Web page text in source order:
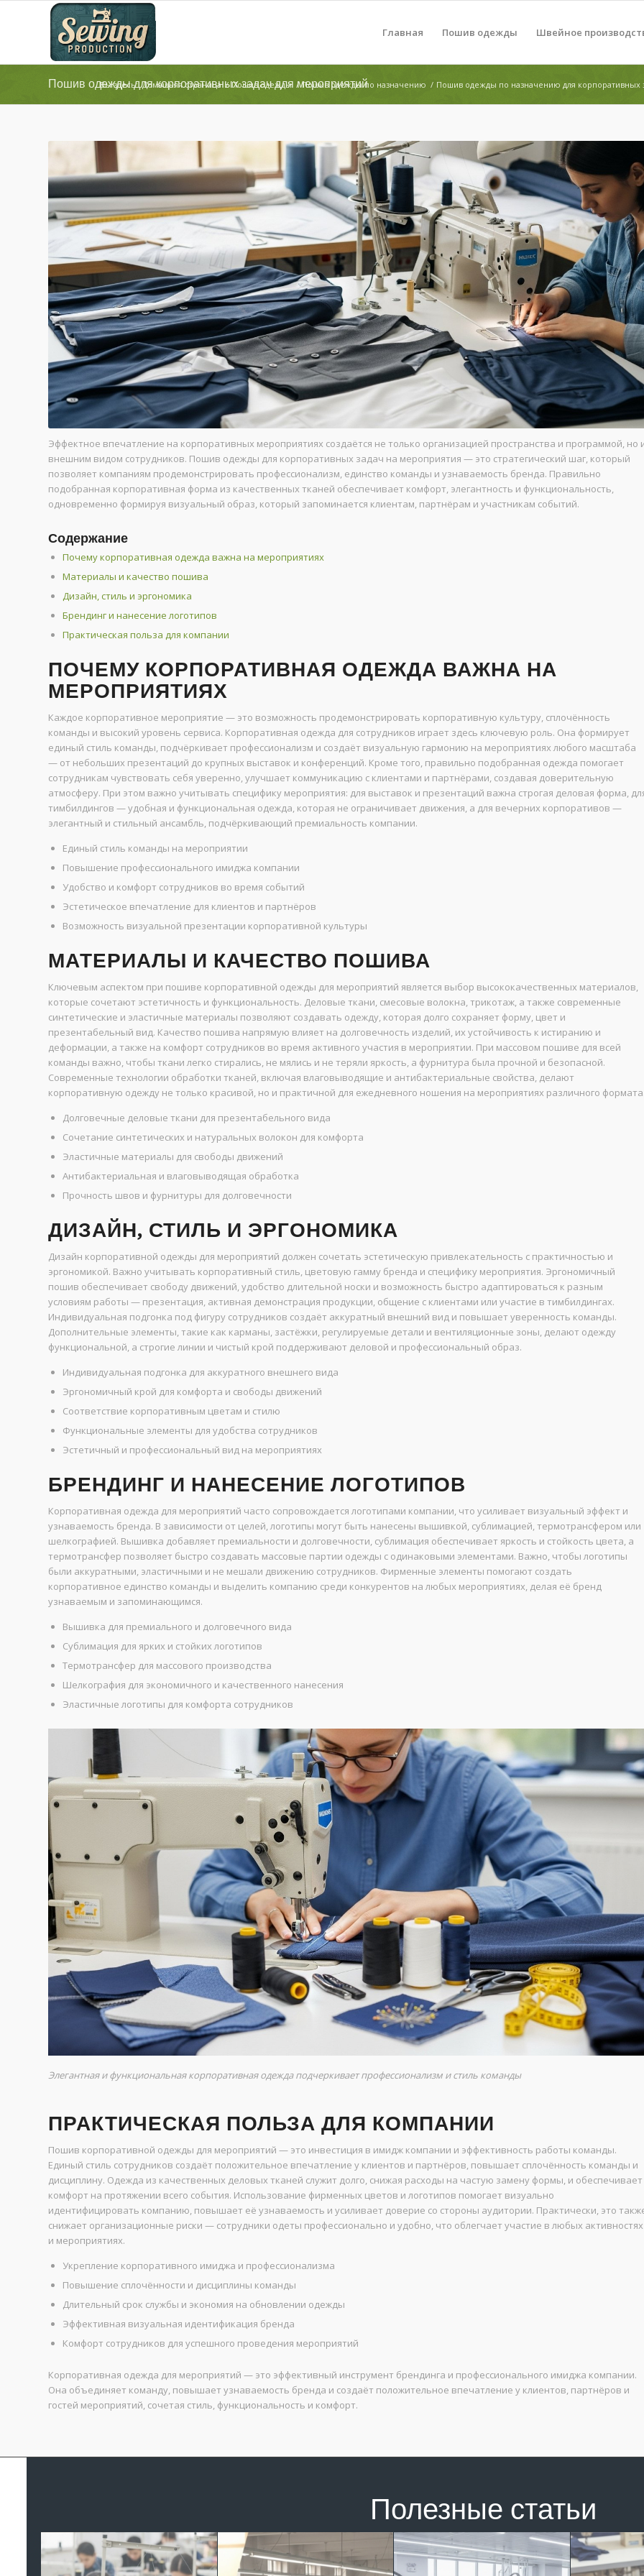
Главная Пошив одежды Швейное
Пошив одежды для корпоративных задач для мероприятий
Вы здесь: Домашняя страница / Пошив одежды / Пошив одежды по назначению / Пошив одежды по назначению для корпоративных
Эффектное впечатление на корпоративных мероприятиях создаётся не только организацией пространства и программой, но
внешним видом сотрудников. Пошив одежды для корпоративных задач на мероприятия — это стратегический шаг, который
позволяет компаниям продемонстрировать профессионализм, единство команды и узнаваемость бренда. Правильно
подобранная корпоративная форма из качественных тканей обеспечивает комфорт, элегантность и функциональность,
одновременно формируя визуальный образ, который запоминается клиентам, партнёрам и участникам событий.
Содержание
Почему корпоративная одежда важна на мероприятиях
Материалы и качество пошива
Дизайн, стиль и эргономика
Брендинг и нанесение логотипов
Практическая польза для компании
ПОЧЕМУ КОРПОРАТИВНАЯ ОДЕЖДА ВАЖНА НА
МЕРОПРИЯТИЯХ
Каждое корпоративное мероприятие — это возможность продемонстрировать корпоративную культуру, сплочённость
команды и высокий уровень сервиса. Корпоративная одежда для сотрудников играет здесь ключевую роль. Она формирует
единый стиль команды, подчёркивает профессионализм и создаёт визуальную гармонию на мероприятиях любого масштаба
— от небольших презентаций до крупных выставок и конференций. Кроме того, правильно подобранная одежда помогает
сотрудникам чувствовать себя уверенно, улучшает коммуникацию с клиентами и партнёрами, создавая доверительную
атмосферу. При этом важно учитывать специфику мероприятия: для выставок и презентаций важна строгая деловая форма,
тимбилдингов — удобная и функциональная одежда, которая не ограничивает движения, а для вечерних корпоративов —
элегантный и стильный ансамбль, подчёркивающий премиальность компании.
Единый стиль команды на мероприятии
Повышение профессионального имиджа компании
Удобство и комфорт сотрудников во время событий
Эстетическое впечатление для клиентов и партнёров
Возможность визуальной презентации корпоративной культуры
МАТЕРИАЛЫ И КАЧЕСТВО ПОШИВА
Ключевым аспектом при пошиве корпоративной одежды для мероприятий является выбор высококачественных материалов,
которые сочетают эстетичность и функциональность. Деловые ткани, смесовые волокна, трикотаж, а также современные
синтетические и эластичные материалы позволяют создавать одежду, которая долго сохраняет форму, цвет и
презентабельный вид. Качество пошива напрямую влияет на долговечность изделий, их устойчивость к истиранию и
деформации, а также на комфорт сотрудников во время активного участия в мероприятии. При массовом пошиве для всей
команды важно, чтобы ткани легко стирались, не мялись и не теряли яркость, а фурнитура была прочной и безопасной.
Современные технологии обработки тканей, включая влаговыводящие и антибактериальные свойства, делают
корпоративную одежду не только красивой, но и практичной для ежедневного ношения на мероприятиях различного
Долговечные деловые ткани для презентабельного вида
Сочетание синтетических и натуральных волокон для комфорта
Эластичные материалы для свободы движений
Антибактериальная и влаговыводящая обработка
Прочность швов и фурнитуры для долговечности
ДИЗАЙН, СТИЛЬ И ЭРГОНОМИКА
Дизайн корпоративной одежды для мероприятий должен сочетать эстетическую привлекательность с практичностью и
эргономикой. Важно учитывать корпоративный стиль, цветовую гамму бренда и специфику мероприятия. Эргономичный
пошив обеспечивает свободу движений, удобство длительной носки и возможность быстро адаптироваться к разным
условиям работы — презентация, активная демонстрация продукции, общение с клиентами или участие в тимбилдингах.
Индивидуальная подгонка под фигуру сотрудников создаёт аккуратный внешний вид и повышает уверенность команды.
Дополнительные элементы, такие как карманы, застёжки, регулируемые детали и вентиляционные зоны, делают одежду
функциональной, а строгие линии и чистый крой поддерживают деловой и профессиональный образ.
Индивидуальная подгонка для аккуратного внешнего вида
Эргономичный крой для комфорта и свободы движений
Соответствие корпоративным цветам и стилю
Функциональные элементы для удобства сотрудников
Эстетичный и профессиональный вид на мероприятиях
БРЕНДИНГ И НАНЕСЕНИЕ ЛОГОТИПОВ
Корпоративная одежда для мероприятий часто сопровождается логотипами компании, что усиливает визуальный эффект и
узнаваемость бренда. В зависимости от целей, логотипы могут быть нанесены вышивкой, сублимацией, термотрансфером или
шелкографией. Вышивка добавляет премиальности и долговечности, сублимация обеспечивает яркость и стойкость цвета, а
термотрансфер позволяет быстро создавать массовые партии одежды с одинаковыми элементами. Важно, чтобы логотипы
были аккуратными, эластичными и не мешали движению сотрудников. Фирменные элементы помогают создать
корпоративное единство команды и выделить компанию среди конкурентов на любых мероприятиях, делая её бренд
узнаваемым и запоминающимся.
Вышивка для премиального и долговечного вида
Сублимация для ярких и стойких логотипов
Термотрансфер для массового производства
Шелкография для экономичного и качественного нанесения
Эластичные логотипы для комфорта сотрудников
Элегантная и функциональная корпоративная одежда подчеркивает профессионализм и стиль команды
ПРАКТИЧЕСКАЯ ПОЛЬЗА ДЛЯ КОМПАНИИ
Пошив корпоративной одежды для мероприятий — это инвестиция в имидж компании и эффективность работы команды.
Единый стиль сотрудников создаёт положительное впечатление у клиентов и партнёров, повышает сплочённость команды и
дисциплину. Одежда из качественных деловых тканей служит долго, снижая расходы на частую замену формы, и обеспечивает
комфорт на протяжении всего события. Использование фирменных цветов и логотипов помогает визуально
идентифицировать компанию, повышает её узнаваемость и усиливает доверие со стороны аудитории. Практически, это
снижает организационные риски — сотрудники одеты профессионально и удобно, что облегчает участие в любых активностях
и мероприятиях.
Укрепление корпоративного имиджа и профессионализма
Повышение сплочённости и дисциплины команды
Длительный срок службы и экономия на обновлении одежды
Эффективная визуальная идентификация бренда
Комфорт сотрудников для успешного проведения мероприятий
Корпоративная одежда для мероприятий — это эффективный инструмент брендинга и профессионального имиджа компании.
Она объединяет команду, повышает узнаваемость бренда и создаёт положительное впечатление у клиентов, партнёров и
гостей мероприятий, сочетая стиль, функциональность и комфорт.
Полезные статьи